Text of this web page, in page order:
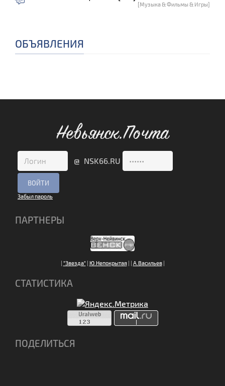
[Музыка & Фильмы & Игры]
ОБЪЯВЛЕНИЯ
Невьянск.Почта
@ NSK66.RU
Забыл пароль
ПАРТНЕРЫ
| "Звезда"| Ю.Непокрытая| | А.Васильев|
СТАТИСТИКА
ПОДЕЛИТЬСЯ